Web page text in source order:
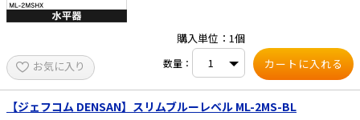
お気に入り
購入単位：1個
数量：
【ジェフコム DENSAN】スリムブルーレベル ML-2MS-BL